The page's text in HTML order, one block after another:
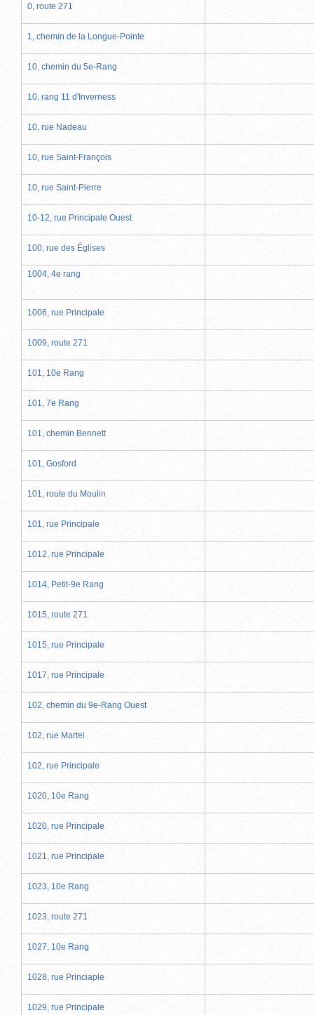
0, route 271
1, chemin de la Longue-Pointe
10, chemin du 5e-Rang
10, rang 11 d'Inverness
10, rue Nadeau
10, rue Saint-François
10, rue Saint-Pierre
10-12, rue Principale Ouest
100, rue des Églises
1004, 4e rang
1006, rue Principale
1009, route 271
101, 10e Rang
101, 7e Rang
101, chemin Bennett
101, Gosford
101, route du Moulin
101, rue Principale
1012, rue Principale
1014, Petit-9e Rang
1015, route 271
1015, rue Principale
1017, rue Principale
102, chemin du 9e-Rang Ouest
102, rue Martel
102, rue Principale
1020, 10e Rang
1020, rue Principale
1021, rue Principale
1023, 10e Rang
1023, route 271
1027, 10e Rang
1028, rue Princiaple
1029, rue Principale